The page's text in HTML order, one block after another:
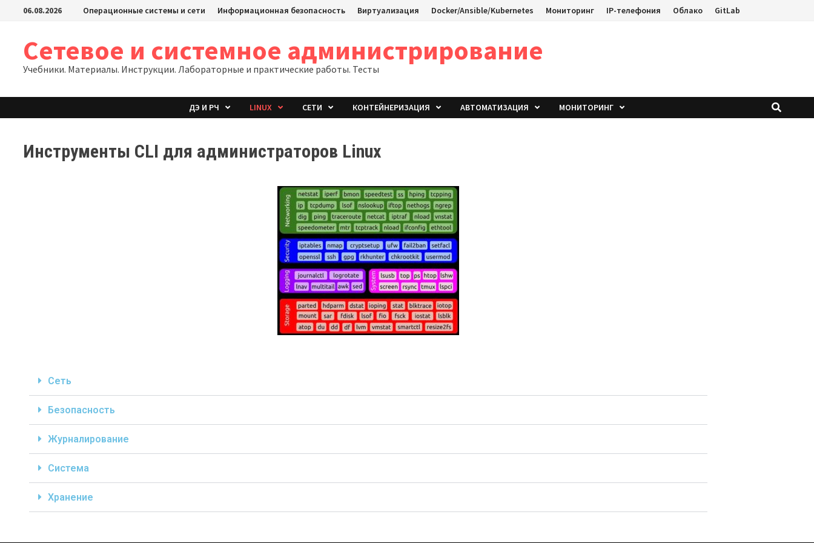
06.08.2026 Операционные системы и сети Информационная безопасность Виртуализация Docker/Ansible/Kubernetes Мониторинг IP-телефония Облако GitLab
Сетевое и системное администрирование
Учебники. Материалы. Инструкции. Лабораторные и практические работы. Тесты
ДЭ И РЧ LINUX СЕТИ КОНТЕЙНЕРИЗАЦИЯ АВТОМАТИЗАЦИЯ МОНИТОРИНГ
Инструменты CLI для администраторов Linux
Сеть
Безопасность
Журналирование
Система
Хранение